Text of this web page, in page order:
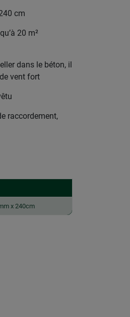
cm
20 m²
dans le béton, il
vent fort
raccordement,
x 240cm